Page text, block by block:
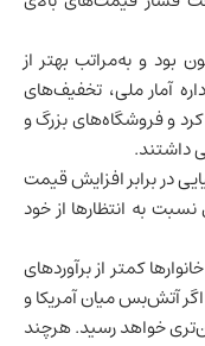
بود و به‌مراتب بهتر از
اداره آمار ملی، تخفیف‌های
و فروشگاه‌های بزرگ و
داشتند.
در برابر افزایش قیمت
به انتظارها از خود
کمتر از برآوردهای
آتش‌بس میان آمریکا و
خواهد رسید. هرچند